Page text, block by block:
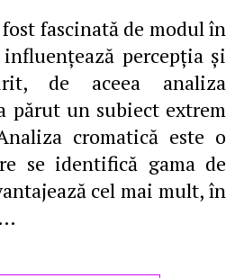
percepția și
de aceea analiza
părut un subiect extrem
cromatică este o
se identifică gama de
cel mai mult, în